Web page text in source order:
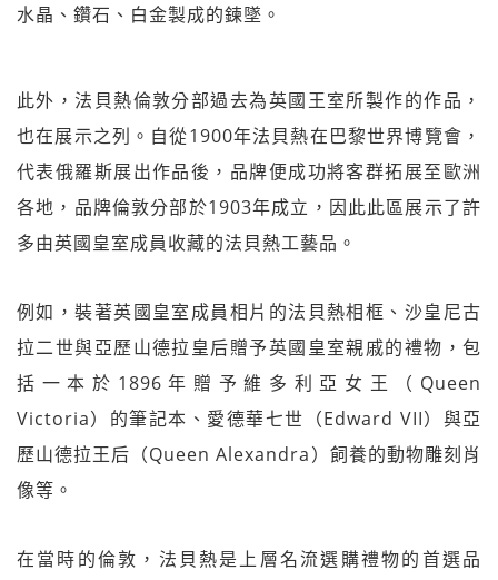
水晶、鑽石、白金製成的鍊墜。
此外，法貝熱倫敦分部過去為英國王室所製作的作品，
也在展示之列。自從1900年法貝熱在巴黎世界博覽會，
代表俄羅斯展出作品後，品牌便成功將客群拓展至歐洲
各地，品牌倫敦分部於1903年成立，因此此區展示了許
多由英國皇室成員收藏的法貝熱工藝品。
例如，裝著英國皇室成員相片的法貝熱相框、沙皇尼古
拉二世與亞歷山德拉皇后贈予英國皇室親戚的禮物，包
括一本於1896年贈予維多利亞女王（Queen
Victoria）的筆記本、愛德華七世（Edward VII）與亞
歷山德拉王后（Queen Alexandra）飼養的動物雕刻肖
像等。
在當時的倫敦，法貝熱是上層名流選購禮物的首選品